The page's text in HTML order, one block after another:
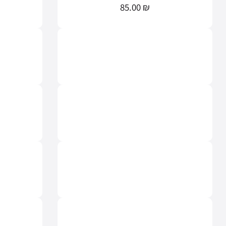
85.00 ₪